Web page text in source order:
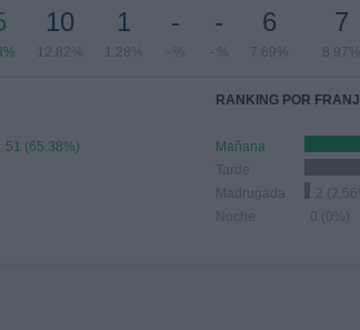
10
12.82%
1
1.28%
-
- %
-
- %
6
7.69%
7
8.97%
51 (65.38%)
RANKING POR
Mañana
Tarde
Madrugada
2
Noche
0 (0%)